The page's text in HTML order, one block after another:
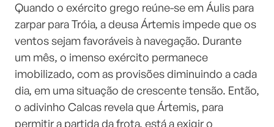
Quando o exército grego reúne-se em Áulis para
zarpar para Tróia, a deusa Ártemis impede que os
ventos sejam favoráveis à navegação. Durante
um mês, o imenso exército permanece
imobilizado, com as provisões diminuindo a cada
dia, em uma situação de crescente tensão. Então,
o adivinho Calcas revela que Ártemis, para
permitir a partida da frota, está a exigir o